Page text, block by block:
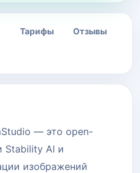
Тарифы Отзывы
— это open-
Stability AI и
изображений